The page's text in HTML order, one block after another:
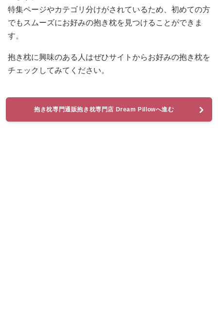
特集ページやカテゴリ分けがされているため、初めての方
でもスムーズにお好みの抱き枕を見つけることができま
す。
抱き枕に興味のある人はぜひサイトからお好みの抱き枕を
チェックしてみてください。
抱き枕専門通販抱き枕専門店 Dream Pillowへ進む